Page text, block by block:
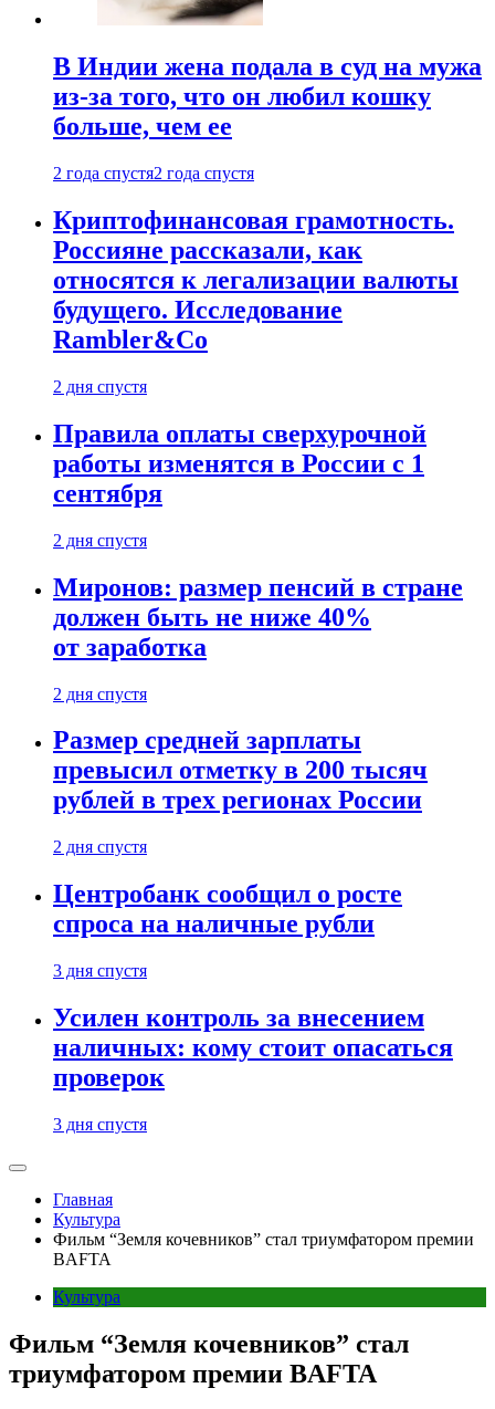
В Индии жена подала в суд на мужа
из-за того, что он любил кошку
больше, чем ее
2 года спустя2 года спустя
Криптофинансовая грамотность.
Россияне рассказали, как
относятся к легализации валюты
будущего. Исследование
Rambler&Co
2 дня спустя
Правила оплаты сверхурочной
работы изменятся в России с 1
сентября
2 дня спустя
Миронов: размер пенсий в стране
должен быть не ниже 40%
от заработка
2 дня спустя
Размер средней зарплаты
превысил отметку в 200 тысяч
рублей в трех регионах России
2 дня спустя
Центробанк сообщил о росте
спроса на наличные рубли
3 дня спустя
Усилен контроль за внесением
наличных: кому стоит опасаться
проверок
3 дня спустя
Главная
Культура
Фильм “Земля кочевников” стал триумфатором премии
BAFTA
Культура
Фильм “Земля кочевников” стал
триумфатором премии BAFTA